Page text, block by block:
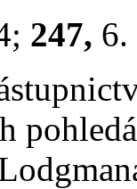
247,